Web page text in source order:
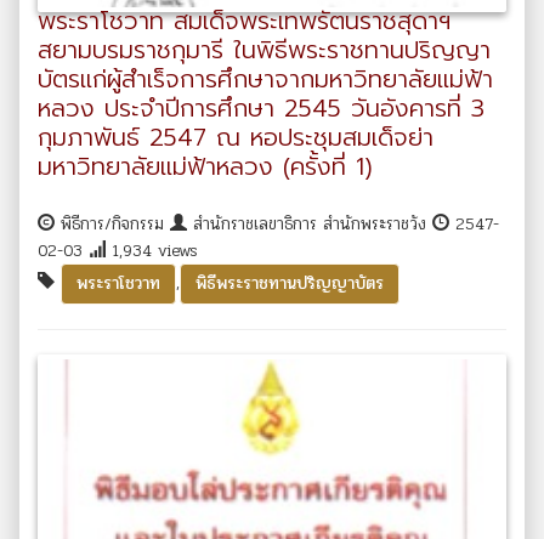
พระราโชวาท สมเด็จพระเทพรัตนราชสุดาฯ
สยามบรมราชกุมารี ในพิธีพระราชทานปริญญา
บัตรแก่ผู้สำเร็จการศึกษาจากมหาวิทยาลัยแม่ฟ้า
หลวง ประจำปีการศึกษา 2545 วันอังคารที่ 3
กุมภาพันธ์ 2547 ณ หอประชุมสมเด็จย่า
มหาวิทยาลัยแม่ฟ้าหลวง (ครั้งที่ 1)
พิธีการ/กิจกรรม สำนักราชเลขาธิการ สำนักพระราชวัง
2547-
02-03
1,934 views
พระราโชวาท
, พิธีพระราชทานปริญญาบัตร